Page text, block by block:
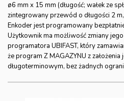
ø6 mm x 15 mm (długość; wałek ze
zintegrowany przewód o długości 2
Enkoder jest programowany
Użytkownik ma możliwość zmiany
programatora UBIFAST, który
że program Z MAGAZYNU z
długoterminowym, bez żadnych